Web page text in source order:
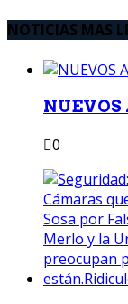
NOTICIAS MAS
0